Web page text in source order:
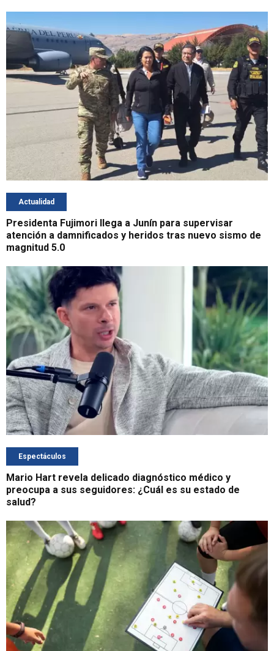
Actualidad
Presidenta Fujimori llega a Junín para supervisar
atención a damnificados y heridos tras nuevo sismo de
magnitud 5.0
Espectáculos
Mario Hart revela delicado diagnóstico médico y
preocupa a sus seguidores: ¿Cuál es su estado de
salud?